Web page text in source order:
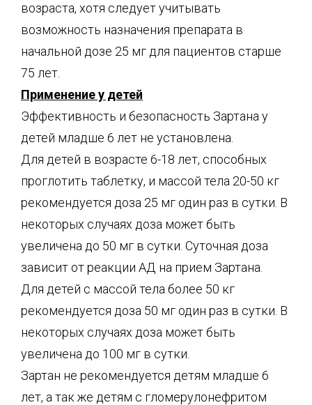
возраста, хотя следует учитывать
возможность назначения препарата в
начальной дозе 25 мг для пациентов старше
75 лет.
Применение у детей
Эффективность и безопасность Зартана у
детей младше 6 лет не установлена.
Для детей в возрасте 6-18 лет, способных
проглотить таблетку, и массой тела 20-50 кг
рекомендуется доза 25 мг один раз в сутки. В
некоторых случаях доза может быть
увеличена до 50 мг в сутки. Суточная доза
зависит от реакции АД на прием Зартана.
Для детей с массой тела более 50 кг
рекомендуется доза 50 мг один раз в сутки. В
некоторых случаях доза может быть
увеличена до 100 мг в сутки.
Зартан не рекомендуется детям младше 6
лет, а так же детям с гломерулонефритом